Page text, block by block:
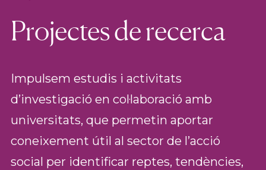
Projectes de recerca
Impulsem estudis i activitats
d’investigació en col·laboració amb
universitats, que permetin aportar
coneixement útil al sector de l’acció
social per identificar reptes, tendències,